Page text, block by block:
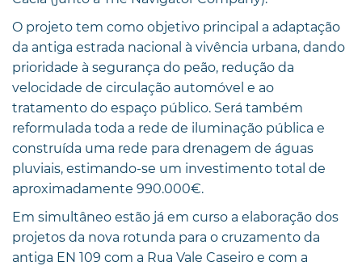
O projeto tem como objetivo principal a adaptação
da antiga estrada nacional à vivência urbana, dando
prioridade à segurança do peão, redução da
velocidade de circulação automóvel e ao
tratamento do espaço público. Será também
reformulada toda a rede de iluminação pública e
construída uma rede para drenagem de águas
pluviais, estimando-se um investimento total de
aproximadamente 990.000€.
Em simultâneo estão já em curso a elaboração dos
projetos da nova rotunda para o cruzamento da
antiga EN 109 com a Rua Vale Caseiro e com a